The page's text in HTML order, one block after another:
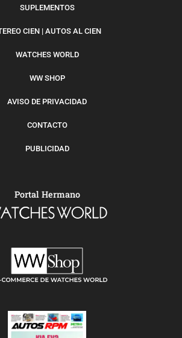
SUPLEMENTOS
CIEN | AUTOS AL CIEN
WATCHES WORLD
WW SHOP
AVISO DE PRIVACIDAD
CONTACTO
PUBLICIDAD
Portal Hermano